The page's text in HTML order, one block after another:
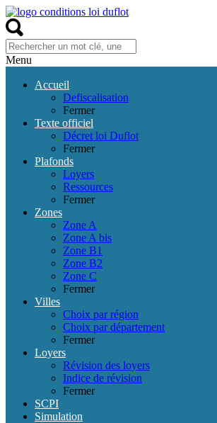
Menu
Accueil
Defiscalisation
Fermer
Texte officiel
Décret loi Duflot
Fermer
Plafonds
Loyers
Ressources
Fermer
Zones
Zone A
Zone A bis
Zone B1
Zone B2
Zone C
Fermer
Villes
Choix par région
Choix par département
Fermer
Loyers
Révision des loyers
Indice de révision
Fermer
SCPI
Simulation